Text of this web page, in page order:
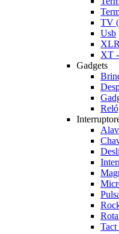
TV
Usb
XT
Gadgets
Tact